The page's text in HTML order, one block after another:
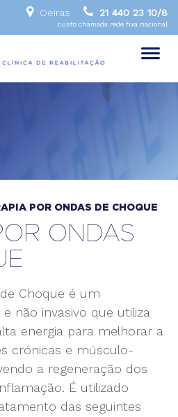
Oeiras 21 440 23 10/8
custo chamada rede fixa nacional
POR ONDAS DE CHOQUE
ONDAS
Choque é um
não invasivo que utiliza
energia para melhorar a
crónicas e músculo-
a regeneração dos
É utilizado
das seguintes